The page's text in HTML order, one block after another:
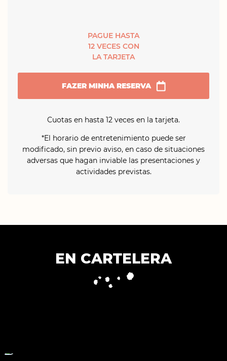
PAGUE HASTA
12 VECES CON
LA TARJETA
FAZER MINHA RESERVA
Cuotas en hasta 12 veces en la tarjeta.
*El horario de entretenimiento puede ser
modificado, sin previo aviso, en caso de situaciones
adversas que hagan inviable las presentaciones y
actividades previstas.
EN CARTELERA